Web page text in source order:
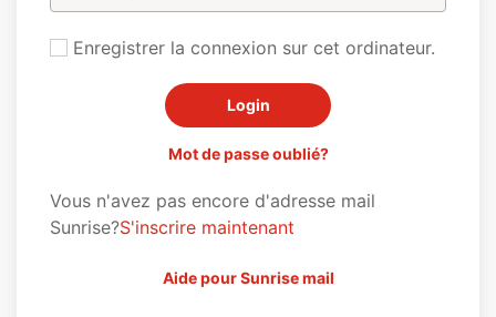
Enregistrer la connexion sur cet ordinateur.
Mot de passe oublié?
Vous n'avez pas encore d'adresse mail
Sunrise?S'inscrire maintenant
Aide pour Sunrise mail